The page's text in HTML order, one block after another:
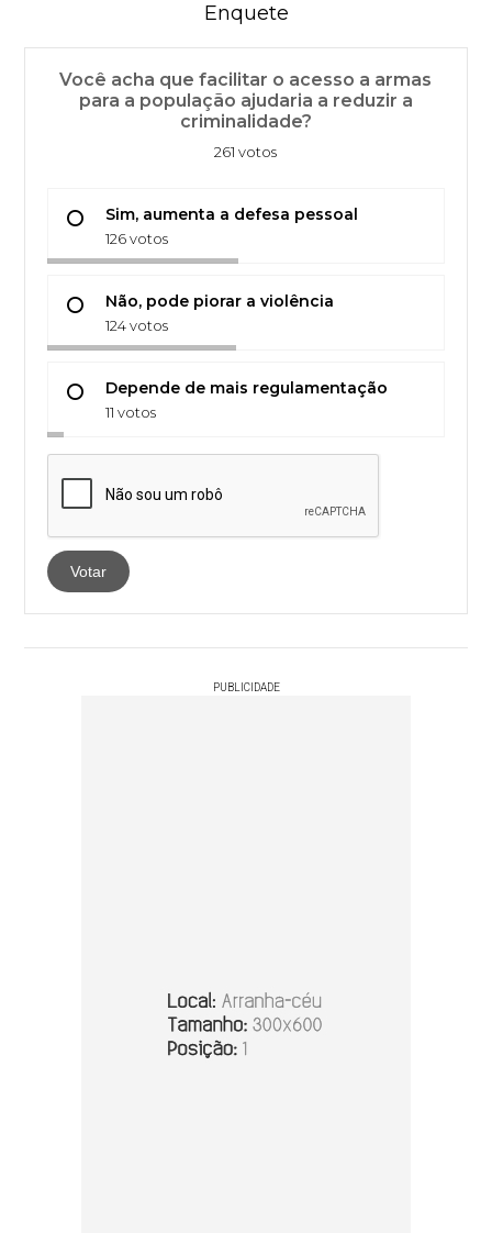
Enquete
Você acha que facilitar o acesso a armas
para a população ajudaria a reduzir a
criminalidade?
261 votos
Sim, aumenta a defesa pessoal
126 votos
Não, pode piorar a violência
124 votos
Depende de mais regulamentação
11 votos
Votar
PUBLICIDADE